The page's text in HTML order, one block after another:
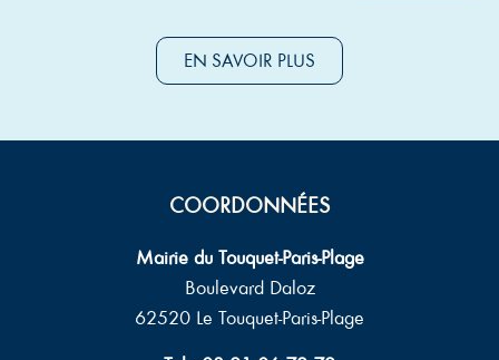
EN SAVOIR PLUS
COORDONNÉES
Mairie du Touquet-Paris-Plage
Boulevard Daloz
62520 Le Touquet-Paris-Plage